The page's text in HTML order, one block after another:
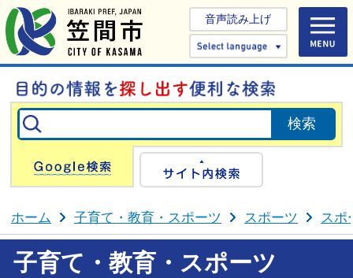
音声読み上げ
Select
Google検索
ホーム 子育て・教育・スポーツ スポーツ スポ
子育て・教育・スポーツ